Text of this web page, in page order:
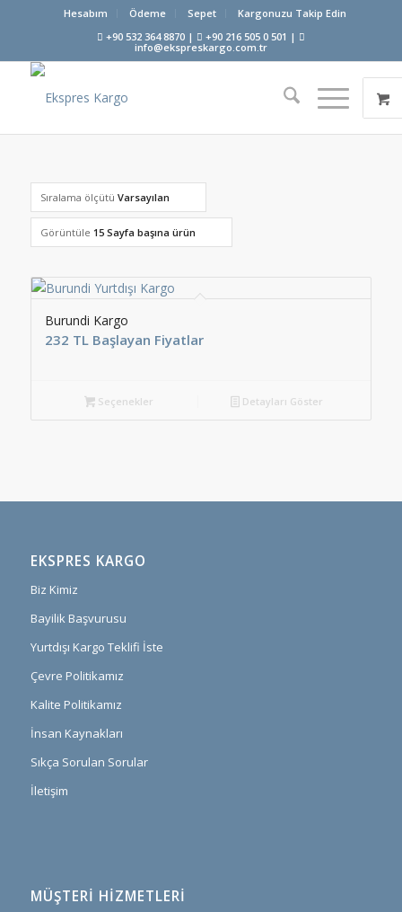
Hesabım Ödeme Sepet
Kargonuzu Takip Edin
+90 532 364 8870 |
+90 216 505 0 501 |
info@ekspreskargo.com.tr
Sıralama ölçütü Varsayılan
Görüntüle 15 Sayfa başına ürün
Burundi Kargo
232 TL Başlayan Fiyatlar
Seçenekler Detayları Göster
EKSPRES KARGO
Biz Kimiz
Bayilik Başvurusu
Yurtdışı Kargo Teklifi İste
Çevre Politikamız
Kalite Politikamız
İnsan Kaynakları
Sıkça Sorulan Sorular
İletişim
MÜŞTERI HIZMETLERI